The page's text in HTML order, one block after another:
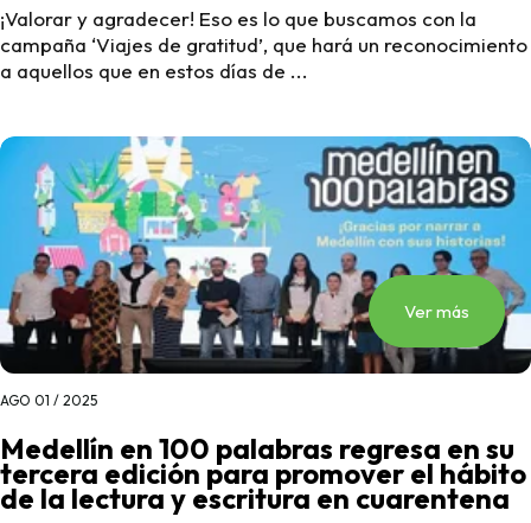
¡Valorar y agradecer! Eso es lo que buscamos con la
campaña ‘Viajes de gratitud’, que hará un reconocimiento
a aquellos que en estos días de ...
Ver más
AGO 01 / 2025
Medellín en 100 palabras regresa en su
tercera edición para promover el hábito
de la lectura y escritura en cuarentena